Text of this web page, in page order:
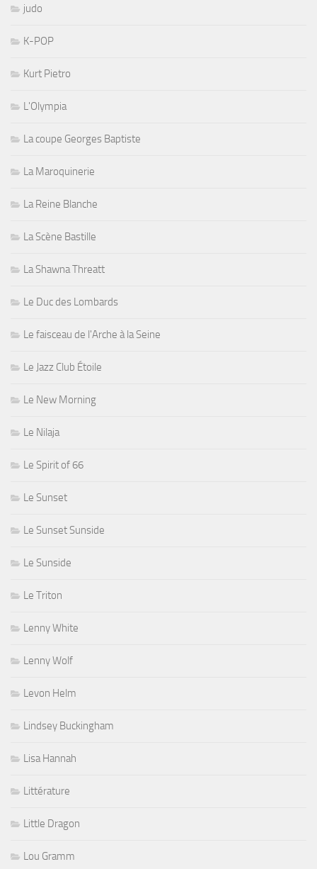
judo
K-POP
Kurt Pietro
L'Olympia
La coupe Georges Baptiste
La Maroquinerie
La Reine Blanche
La Scène Bastille
La Shawna Threatt
Le Duc des Lombards
Le faisceau de l'Arche à la Seine
Le Jazz Club Étoile
Le New Morning
Le Nilaja
Le Spirit of 66
Le Sunset
Le Sunset Sunside
Le Sunside
Le Triton
Lenny White
Lenny Wolf
Levon Helm
Lindsey Buckingham
Lisa Hannah
Littérature
Little Dragon
Lou Gramm